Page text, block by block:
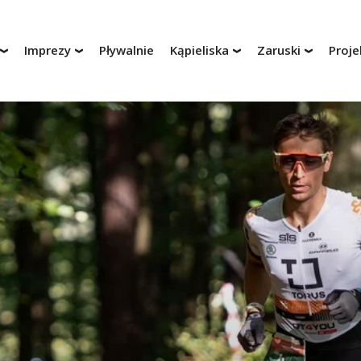
Imprezy Pływalnie Kąpieliska Zaruski